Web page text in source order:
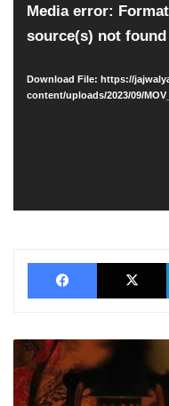
Video
Player
Media error:
source(s) not found
Download File: https://
content/uploads/2023/09/
Facebook
जोबी
गांव
का